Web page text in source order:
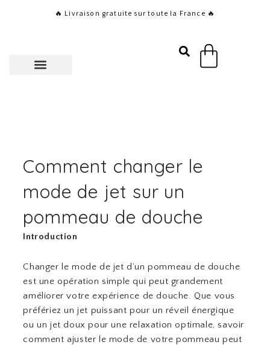
🔥 Livraison gratuite sur toute la France 🔥
Panier
Comment changer le
mode de jet sur un
pommeau de douche
Introduction
Changer le mode de jet d’un pommeau de douche
est une opération simple qui peut grandement
améliorer votre expérience de douche. Que vous
préfériez un jet puissant pour un réveil énergique
ou un jet doux pour une relaxation optimale, savoir
comment ajuster le mode de votre pommeau peut